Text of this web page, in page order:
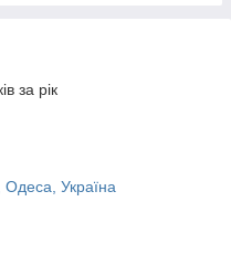
за рік
Україна